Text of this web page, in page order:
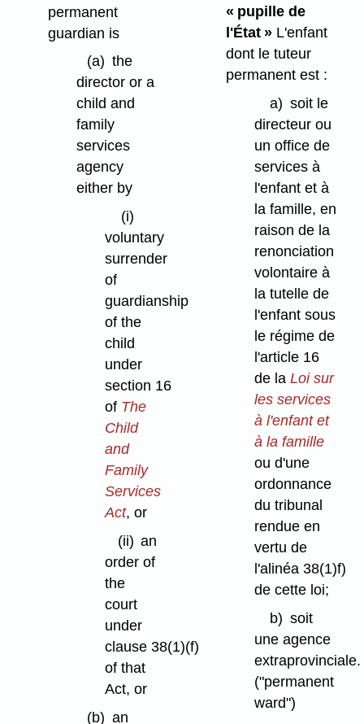
permanent
guardian is
(a) the
director or a
child and
family
services
agency
either by
(i)
voluntary
surrender
of
guardianship
of the
child
under
section 16
of The
Child
and
Family
Services
Act, or
(ii) an
order of
the
court
under
clause 38(1)⁠(f)
of that
Act, or
(b) an
« pupille de
l'État »L'enfant
dont le tuteur
permanent est :
a) soit le
directeur ou
un office de
services à
l'enfant et à
la famille, en
raison de la
renonciation
volontaire à
la tutelle de
l'enfant sous
le régime de
l'article 16
de la Loi sur
les services
à l'enfant et
à la famille
ou d'une
ordonnance
du tribunal
rendue en
vertu de
l'alinéa 38(1)f)
de cette loi;
b) soit
une agence
extraprovinciale.
("permanent
ward")